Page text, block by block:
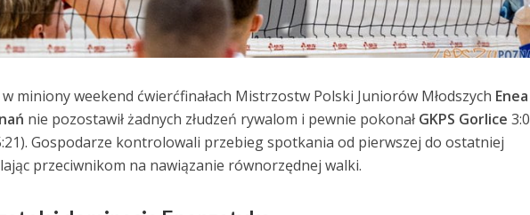
miniony weekend ćwierćfinałach Mistrzostw Polski Juniorów Młodszych Enea
nie pozostawił żadnych złudzeń rywalom i pewnie pokonał GKPS Gorlice 3:0
Gospodarze kontrolowali przebieg spotkania od pierwszej do ostatniej
przeciwnikom na nawiązanie równorzędnej walki.